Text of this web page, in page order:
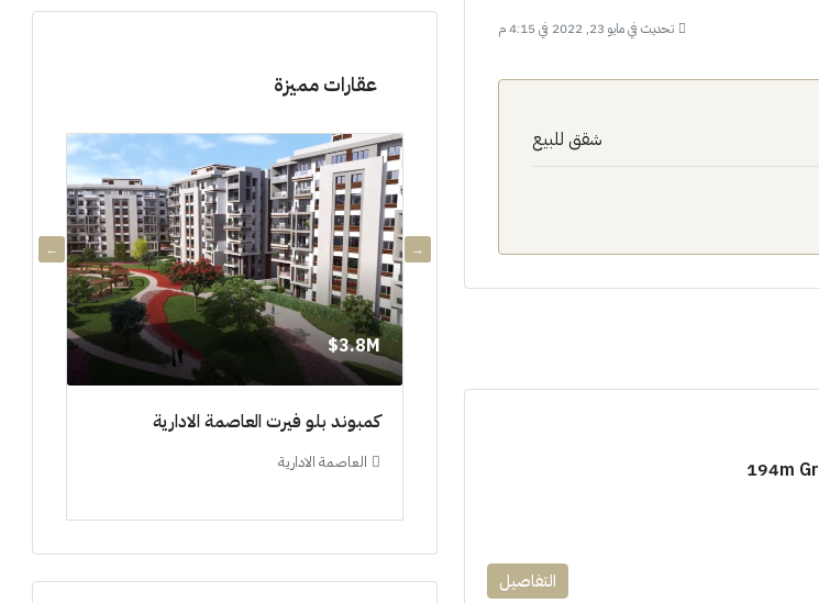
تحديث في مايو 23, 2022 في 4:15 م
شقق للبيع
التفاصيل
عقارات مميزة
3.8M$
كمبوند بلو فيرت العاصمة الادارية
العاصمة الادارية